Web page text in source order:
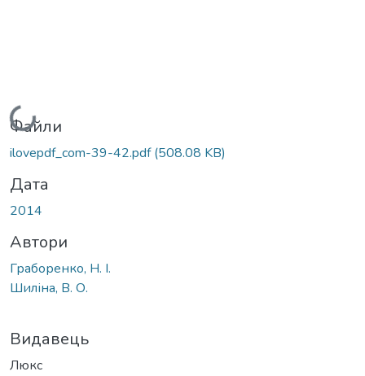
Вантажиться...
Файли
ilovepdf_com-39-42.pdf(508.08 KB)
Дата
2014
Автори
Граборенко, Н. І.
Шиліна, В. О.
Видавець
Люкс